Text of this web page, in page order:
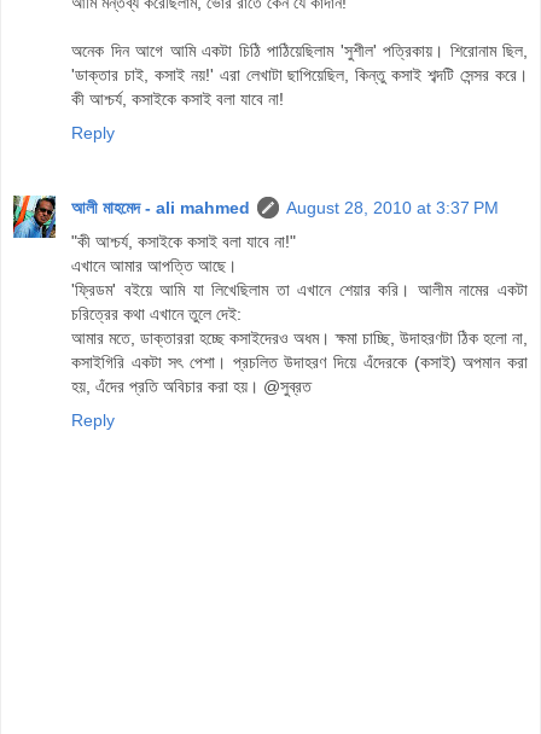
অনেক দিন আগে আমি একটা চিঠি পাঠিয়েছিলাম 'সুশীল' পত্রিকায়। শিরোনাম ছিল,
'ডাক্তার চাই, কসাই নয়!' এরা লেখাটা ছাপিয়েছিল, কিন্তু কসাই শব্দটি সেন্সর করে।
কী আশ্চর্য, কসাইকে কসাই বলা যাবে না!
Reply
আলী মাহমেদ - ali mahmed
August 28, 2010 at 3:37 PM
"কী আশ্চর্য, কসাইকে কসাই বলা যাবে না!"
এখানে আমার আপত্তি আছে।
'ফ্রিডম' বইয়ে আমি যা লিখেছিলাম তা এখানে শেয়ার করি। আলীম নামের একটা
চরিত্রের কথা এখানে তুলে দেই:
আমার মতে, ডাক্তাররা হচ্ছে কসাইদেরও অধম। ক্ষমা চাচ্ছি, উদাহরণটা ঠিক হলো না,
কসাইগিরি একটা সৎ পেশা। প্রচলিত উদাহরণ দিয়ে এঁদেরকে (কসাই) অপমান করা
হয়, এঁদের প্রতি অবিচার করা হয়। @সুব্রত
Reply